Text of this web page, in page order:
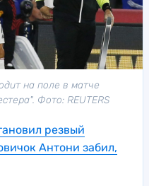
на поле в матче
Фото: REUTERS
резвый
Антони забил,